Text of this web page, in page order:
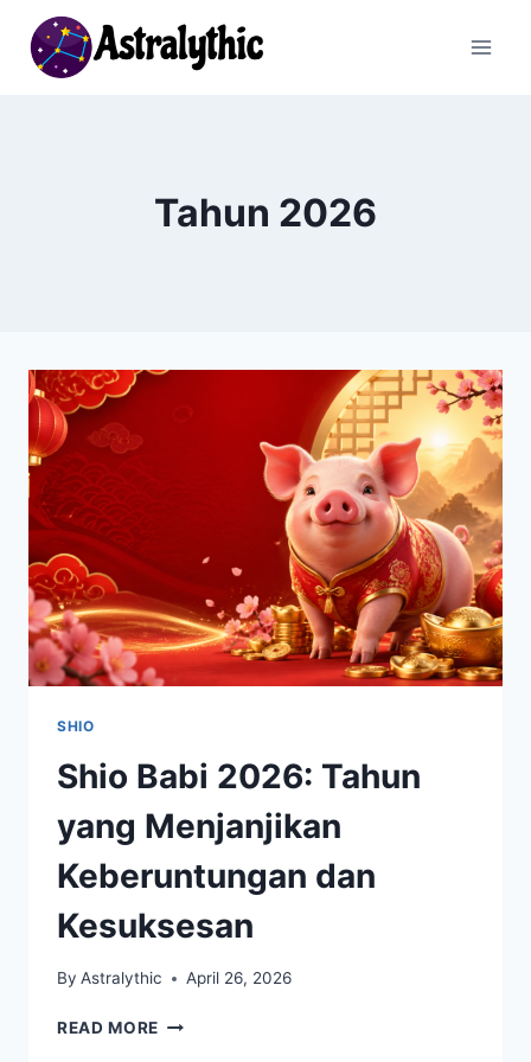
content
Tahun 2026
SHIO
Shio Babi 2026: Tahun
yang Menjanjikan
Keberuntungan dan
Kesuksesan
By Astralythic April 26, 2026
READ MORE SHIO